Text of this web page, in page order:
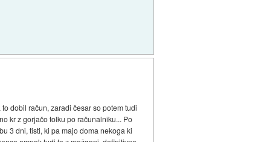
dobil račun, zaradi česar so potem tudi
kr z gorjačo tolku po računalniku... Po
3 dni, tisti, ki pa majo doma nekoga ki